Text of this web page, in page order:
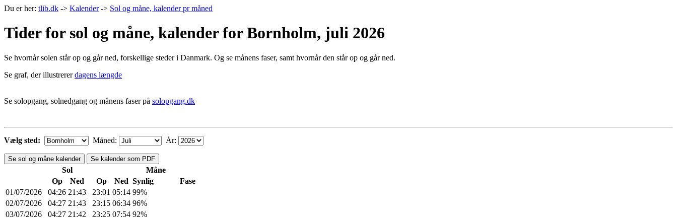
Du er her: tlib.dk -> Kalender-> Sol og måne, kalender pr måned
Tider for sol og måne, kalender for Bornholm, juli 2026
Se hvornår solen står op og går ned, forskellige steder i Danmark. Og se månens faser, samt hvornår den står op og går ned.
Se graf, der illustrererdagens længde
Se solopgang, solnedgang og månens faser på solopgang.dk
Vælg sted: Måned: År:
Se sol og måne kalender Se kalender som PDF
Sol
Måne
Op
Ned Op Ned Synlig
Fase
01/07/2026
04:26 21:43 23:01 05:14 99%
02/07/2026
04:27 21:43 23:15 06:34 96%
03/07/2026
04:27 21:42 23:25 07:54 92%